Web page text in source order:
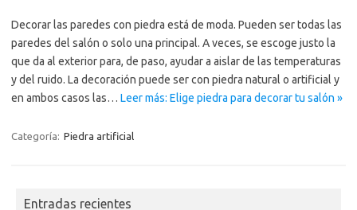
Decorar las paredes con piedra está de moda. Pueden ser todas las
paredes del salón o solo una principal. A veces, se escoge justo la
que da al exterior para, de paso, ayudar a aislar de las temperaturas
y del ruido. La decoración puede ser con piedra natural o artificial y
en ambos casos las… Leer más: Elige piedra para decorar tu salón »
Categoría: Piedra artificial
Entradas recientes